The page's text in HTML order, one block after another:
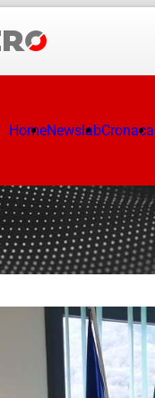
HomeNewslabCronaca